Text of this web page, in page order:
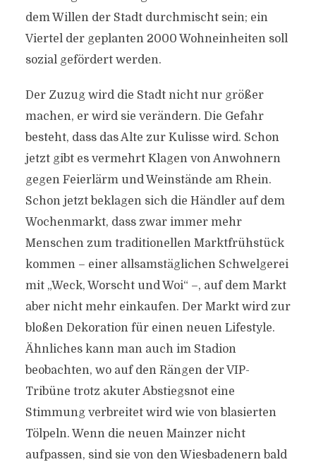
dem Willen der Stadt durchmischt sein; ein
Viertel der geplanten 2000 Wohneinheiten soll
sozial gefördert werden.
Der Zuzug wird die Stadt nicht nur größer
machen, er wird sie verändern. Die Gefahr
besteht, dass das Alte zur Kulisse wird. Schon
jetzt gibt es vermehrt Klagen von Anwohnern
gegen Feierlärm und Weinstände am Rhein.
Schon jetzt beklagen sich die Händler auf dem
Wochenmarkt, dass zwar immer mehr
Menschen zum traditionellen Marktfrühstück
kommen – einer allsamstäglichen Schwelgerei
mit „Weck, Worscht und Woi“ –, auf dem Markt
aber nicht mehr einkaufen. Der Markt wird zur
bloßen Dekoration für einen neuen Lifestyle.
Ähnliches kann man auch im Stadion
beobachten, wo auf den Rängen der VIP-
Tribüne trotz akuter Abstiegsnot eine
Stimmung verbreitet wird wie von blasierten
Tölpeln. Wenn die neuen Mainzer nicht
aufpassen, sind sie von den Wiesbadenern bald